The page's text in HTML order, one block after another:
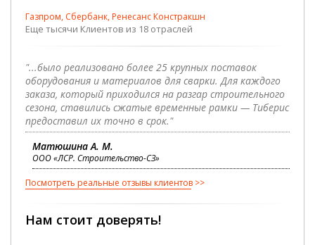
Газпром, Сбербанк, Ренесанс Констракшн
Еще тысячи Клиентов из 18 отраслей
"...было реализовано более 25 крупных поставок
оборудования и материалов для сварки. Для каждого
заказа, который приходился на разгар строительного
сезона, ставились сжатые временные рамки — Тиберис
предоставил их точно в срок."
Матюшина А. М.
ООО «ЛСР. Строительство-СЗ»
Посмотреть реальные отзывы клиентов
Нам стоит доверять!